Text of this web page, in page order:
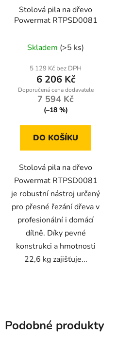
Stolová pila na dřevo
Powermat RTPSD0081
Skladem (>5 ks)
5 129 Kč bez DPH
6 206 Kč
7 594 Kč
(–18 %)
DO KOŠÍKU
Stolová pila na dřevo
Powermat RTPSD0081
je robustní nástroj určený
pro přesné řezání dřeva v
profesionální i domácí
dílně. Díky pevné
konstrukci a hmotnosti
22,6 kg zajišťuje...
Podobné produkty